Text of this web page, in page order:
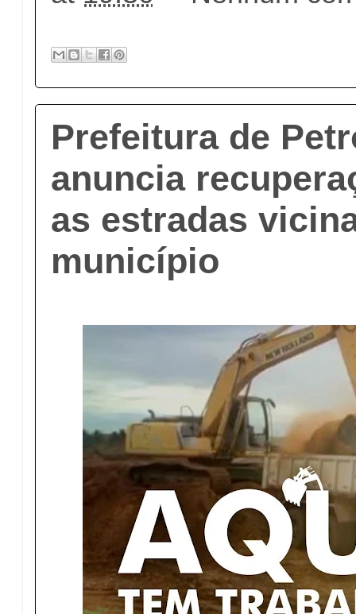
Prefeitura de
anuncia
as estradas
município